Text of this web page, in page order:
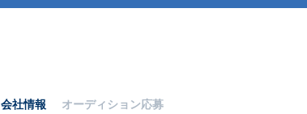
会社情報 オーディション応募